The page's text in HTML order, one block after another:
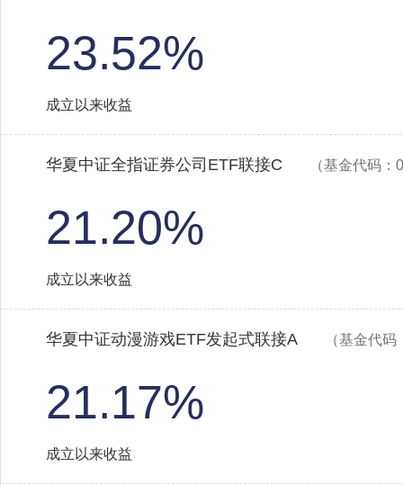
23.52%
成立以来收益
华夏中证全指证券公司ETF联接C （基金代码：
21.20%
成立以来收益
华夏中证动漫游戏ETF发起式联接A （基金代
21.17%
成立以来收益